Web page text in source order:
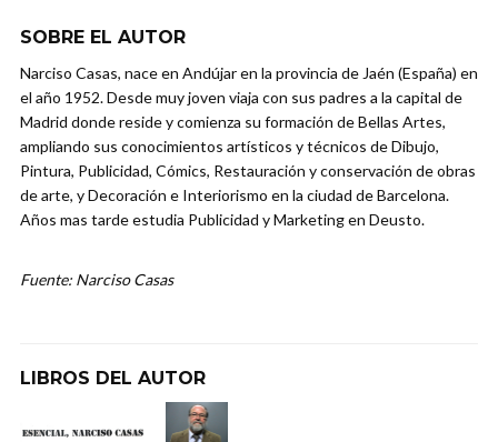
SOBRE EL AUTOR
Narciso Casas, nace en Andújar en la provincia de Jaén (España) en
el año 1952. Desde muy joven viaja con sus padres a la capital de
Madrid donde reside y comienza su formación de Bellas Artes,
ampliando sus conocimientos artísticos y técnicos de Dibujo,
Pintura, Publicidad, Cómics, Restauración y conservación de obras
de arte, y Decoración e Interiorismo en la ciudad de Barcelona.
Años mas tarde estudia Publicidad y Marketing en Deusto.
Fuente: Narciso Casas
LIBROS DEL AUTOR